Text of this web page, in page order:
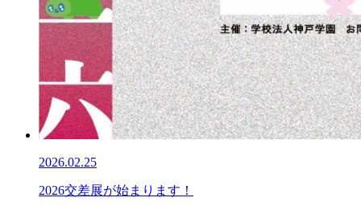
2026.02.25
2026交差展が始まります！